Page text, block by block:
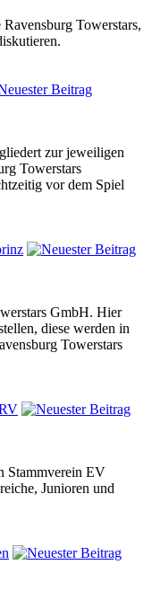
Towerstars,
zur jeweiligen
Towerstars
vor dem Spiel
GmbH. Hier
diese werden in
Towerstars
Stammverein EV
Junioren und